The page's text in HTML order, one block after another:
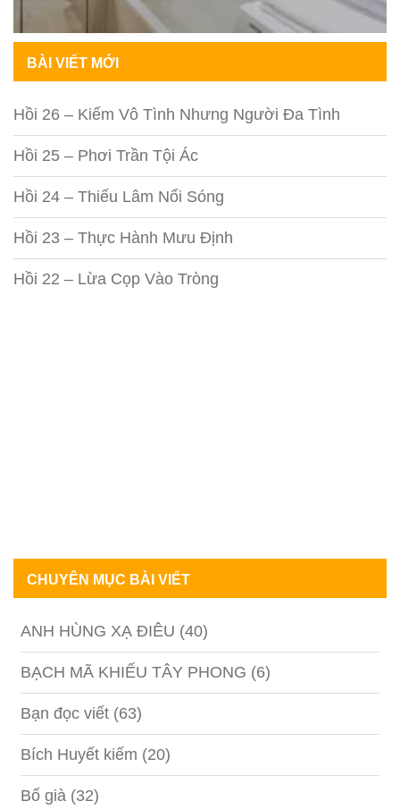
BÀI VIẾT MỚI
Hồi 26 – Kiếm Vô Tình Nhưng Người Đa Tình
Hồi 25 – Phơi Trần Tội Ác
Hồi 24 – Thiếu Lâm Nổi Sóng
Hồi 23 – Thực Hành Mưu Định
Hồi 22 – Lừa Cọp Vào Tròng
CHUYÊN MỤC BÀI VIẾT
ANH HÙNG XẠ ĐIÊU (40)
BẠCH MÃ KHIẾU TÂY PHONG (6)
Bạn đọc viết (63)
Bích Huyết kiếm (20)
Bố già (32)